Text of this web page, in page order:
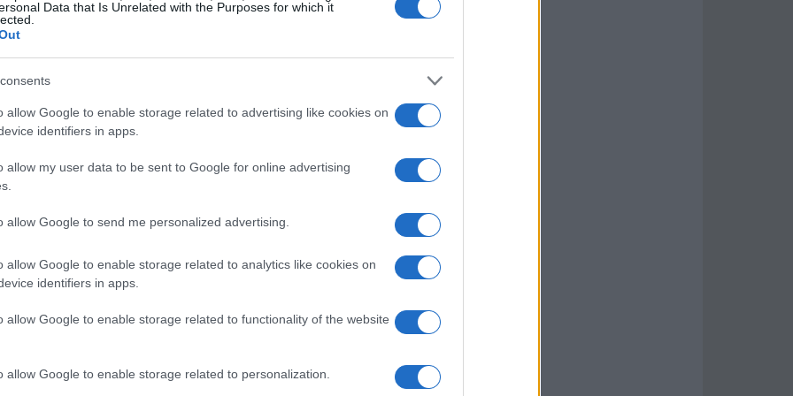
Data that Is Unrelated with the Purposes for which it
allow Google to enable storage related to advertising like cookies on
identifiers in apps.
allow my user data to be sent to Google for online advertising
allow Google to send me personalized advertising.
allow Google to enable storage related to analytics like cookies on
identifiers in apps.
allow Google to enable storage related to functionality of the website
allow Google to enable storage related to personalization.
di 13,5 milioni di euro, il suo
un insuccesso.